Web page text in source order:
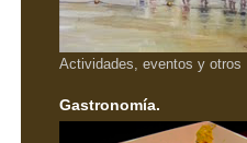
Actividades, eventos y otros
Gastronomía.